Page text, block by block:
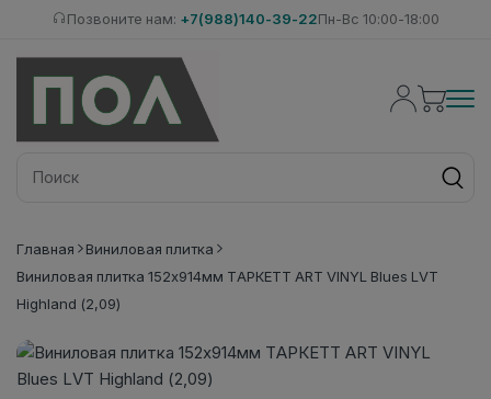
Позвоните нам: +7(988)140-39-22Пн-Вс 10:00-18:00
Главная
Виниловая плитка
Виниловая плитка 152x914мм ТАРКЕТТ ART VINYL Blues LVT
Highland (2,09)